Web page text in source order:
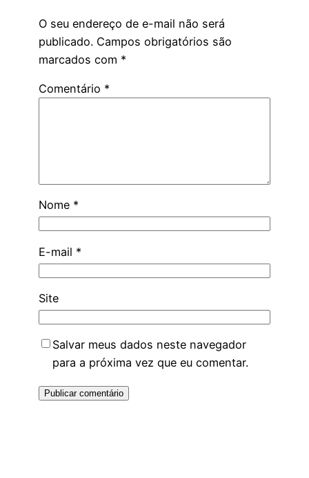
O seu endereço de e-mail não será
publicado. Campos obrigatórios são
marcados com *
Comentário *
Nome *
E-mail *
Site
Salvar meus dados neste navegador
para a próxima vez que eu comentar.